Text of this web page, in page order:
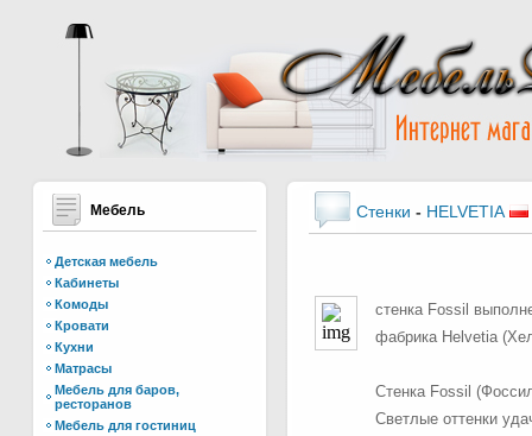
Мебель
Детская мебель
Кабинеты
Комоды
Кровати
Кухни
Матрасы
Мебель для баров,
ресторанов
Мебель для гостиниц
Стенки - HELVETIA
стенка Fossil
фабрика Helvetia
Стенка Fossil
Светлые оттенки